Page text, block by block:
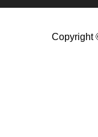
Copyright